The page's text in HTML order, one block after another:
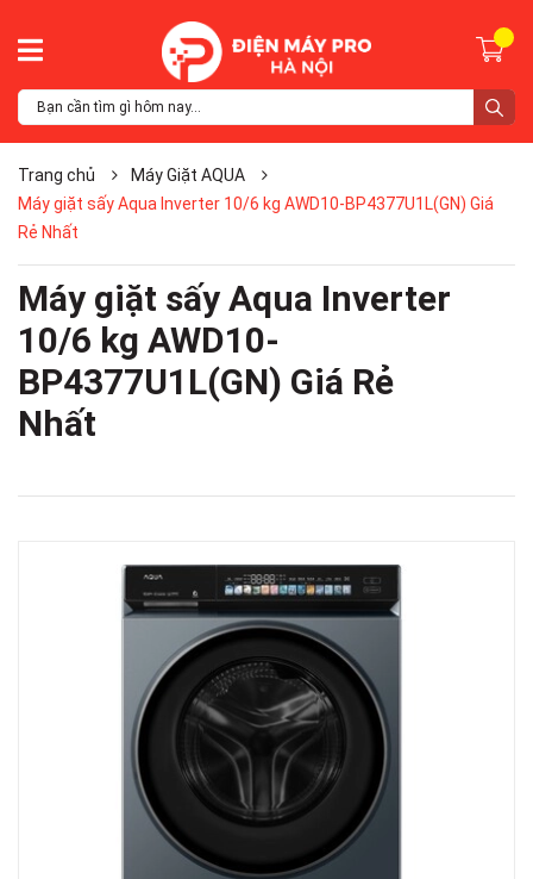
Trang chủ
Máy Giặt AQUA
Máy giặt sấy Aqua Inverter 10/6 kg AWD10-BP4377U1L(GN) Giá
Rẻ Nhất
Máy giặt sấy Aqua Inverter
10/6 kg AWD10-
BP4377U1L(GN) Giá Rẻ
Nhất